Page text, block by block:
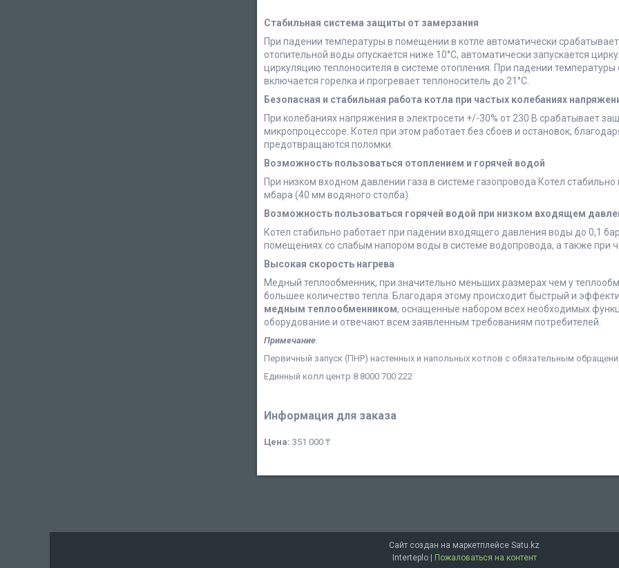
Стабильная система защиты от замерзания
При падении температуры в помещении в котле автоматически
отопительной воды опускается ниже 10°С, автоматически запускается
циркуляцию теплоносителя в системе отопления. При падении
включается горелка и прогревает теплоноситель до 21°С.
Безопасная и стабильная работа котла при частых колебаниях
При колебаниях напряжения в электросети +/-30% от 230 В срабатывает
микропроцессоре. Котел при этом работает без сбоев и остановок,
предотвращаются поломки.
Возможность пользоваться отоплением и горячей водой
При низком входном давлении газа в системе газопровода Котел
мбара (40 мм водяного столба).
Возможность пользоваться горячей водой при низком входящем
Котел стабильно работает при падении входящего давления воды до 0,1
помещениях со слабым напором воды в системе водопровода, а также при
Высокая скорость нагрева
Медный теплообменник, при значительно меньших размерах чем у
большее количество тепла. Благодаря этому происходит быстрый и
медным теплообменником, оснащенные набором всех необходимых
оборудование и отвечают всем заявленным требованиям потребителей.
Примечание:
Первичный запуск (ПНР) настенных и напольных котлов с обязательным
Единный колл центр 8 8000 700 222
Информация для заказа
Цена: 351 000 ₸
Сайт создан на маркетплейсе Satu.kz
Пожаловаться на контент